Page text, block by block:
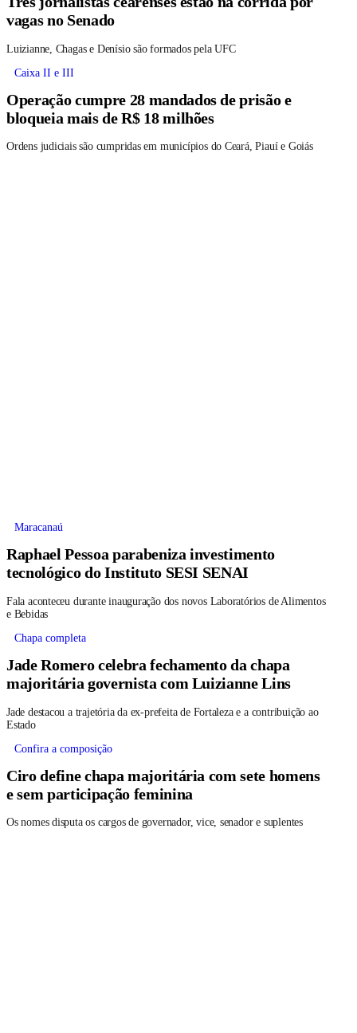
vagas no Senado
Luizianne, Chagas e Denísio são formados pela UFC
Caixa II e III
Operação cumpre 28 mandados de prisão e
bloqueia mais de R$ 18 milhões
Ordens judiciais são cumpridas em municípios do Ceará, Piauí e Goiás
Maracanaú
Raphael Pessoa parabeniza investimento
tecnológico do Instituto SESI SENAI
Fala aconteceu durante inauguração dos novos Laboratórios de Alimentos
e Bebidas
Chapa completa
Jade Romero celebra fechamento da chapa
majoritária governista com Luizianne Lins
Jade destacou a trajetória da ex-prefeita de Fortaleza e a contribuição ao
Estado
Confira a composição
Ciro define chapa majoritária com sete homens
e sem participação feminina
Os nomes disputa os cargos de governador, vice, senador e suplentes